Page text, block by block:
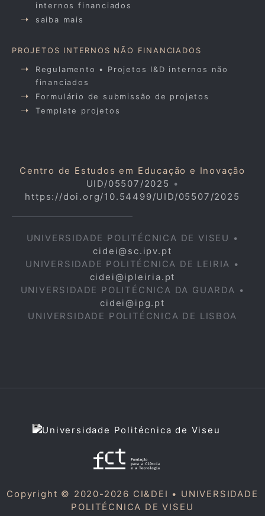
internos financiados
saiba mais
PROJETOS INTERNOS NÃO FINANCIADOS
Regulamento • Projetos I&D internos não
financiados
Formulário de submissão de projetos
Template projetos
Centro de Estudos em Educação e Inovação
UID/05507/2025 •
https://doi.org/10.54499/UID/05507/2025
UNIVERSIDADE POLITÉCNICA DE VISEU •
cidei@sc.ipv.pt
UNIVERSIDADE POLITÉCNICA DE LEIRIA •
cidei@ipleiria.pt
UNIVERSIDADE POLITÉCNICA DA GUARDA •
cidei@ipg.pt
UNIVERSIDADE POLITÉCNICA DE LISBOA
Copyright © 2020-2026 CI&DEI • UNIVERSIDADE
POLITÉCNICA DE VISEU